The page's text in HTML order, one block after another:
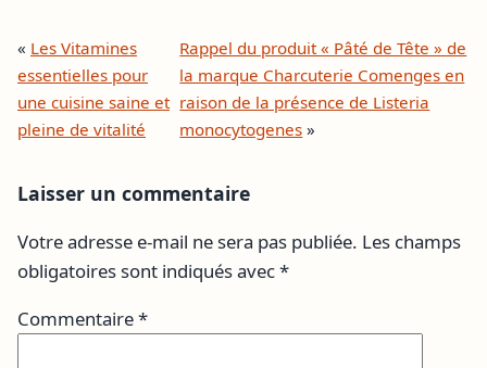
« Les Vitamines
essentielles pour
une cuisine saine et
pleine de vitalité
Rappel du produit « Pâté de Tête » de
la marque Charcuterie Comenges en
raison de la présence de Listeria
monocytogenes »
Laisser un commentaire
Votre adresse e-mail ne sera pas publiée. Les champs
obligatoires sont indiqués avec*
Commentaire*